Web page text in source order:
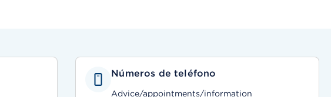
Números de teléfono
Advice/appointments/information